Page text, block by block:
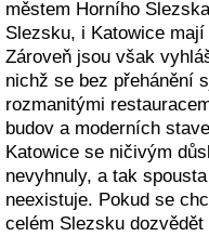
městem Horního
Slezsku, i Katowice
Zároveň jsou však
nichž se bez přehánění
rozmanitými
budov a moderních
Katowice se ničivým
nevyhnuly, a tak
neexistuje. Pokud se
celém Slezsku